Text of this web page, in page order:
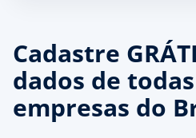
Cadastre
dados de
empresas do